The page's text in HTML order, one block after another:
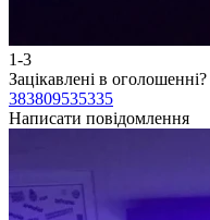
1-3
Зацікавлені в оголошенні?
383809535335
Написати повідомлення